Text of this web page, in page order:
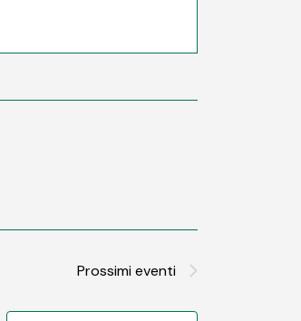
Prossimi eventi